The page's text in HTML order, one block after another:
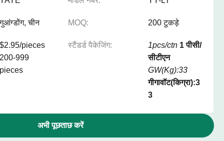
गुआंग्डोंग, चीन MOQ: 200 टुकड़े
$2.95/pieces
200-999
pieces
स्टैंडर्ड पैकेजिंग: 1pcs/ctn 1 पीसी/
सीटीएन
GW(Kg):33
गीगावॉट(किग्रा):3
3
अभी पूछताछ करें